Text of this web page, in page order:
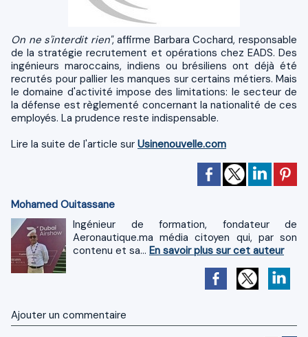
On ne s'interdit rien", affirme Barbara Cochard, responsable
de la stratégie recrutement et opérations chez EADS. Des
ingénieurs maroccains, indiens ou brésiliens ont déjà été
recrutés pour pallier les manques sur certains métiers. Mais
le domaine d'activité impose des limitations: le secteur de
la défense est règlementé concernant la nationalité de ces
employés. La prudence reste indispensable.
Lire la suite de l'article sur Usinenouvelle.com
Mohamed Ouitassane
Ingénieur de formation, fondateur de
Aeronautique.ma média citoyen qui, par son
contenu et sa... En savoir plus sur cet auteur
Ajouter un commentaire